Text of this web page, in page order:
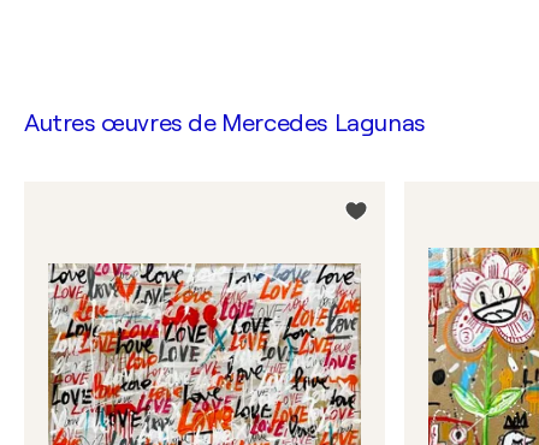
Autres œuvres de Mercedes Lagunas